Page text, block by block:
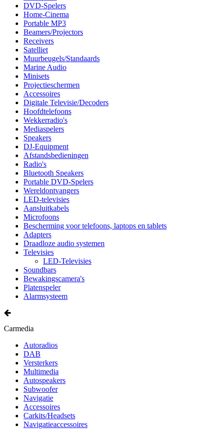
DVD-Spelers
Home-Cinema
Portable MP3
Beamers/Projectors
Receivers
Satelliet
Muurbeugels/Standaards
Marine Audio
Minisets
Projectieschermen
Accessoires
Digitale Televisie/Decoders
Hoofdtelefoons
Wekkerradio's
Mediaspelers
Speakers
DJ-Equipment
Afstandsbedieningen
Radio's
Bluetooth Speakers
Portable DVD-Spelers
Wereldontvangers
LED-televisies
Aansluitkabels
Microfoons
Bescherming voor telefoons, laptops en tablets
Adapters
Draadloze audio systemen
Televisies
LED-Televisies
Soundbars
Bewakingscamera's
Platenspeler
Alarmsysteem
Carmedia
Autoradios
DAB
Versterkers
Multimedia
Autospeakers
Subwoofer
Navigatie
Accessoires
Carkits/Headsets
Navigatieaccessoires